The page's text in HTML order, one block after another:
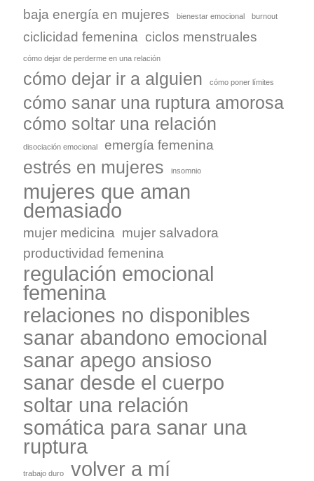
baja energía en mujeres bienestar emocional burnout
ciclicidad femenina ciclos menstruales
cómo dejar de perderme en una relación
cómo dejar ir a alguien cómo poner límites
cómo sanar una ruptura amorosa
cómo soltar una relación
disociación emocional emergía femenina
estrés en mujeres insomnio
mujeres que aman
demasiado
mujer medicina mujer salvadora
productividad femenina
regulación emocional
femenina
relaciones no disponibles
sanar abandono emocional
sanar apego ansioso
sanar desde el cuerpo
soltar una relación
somática para sanar una
ruptura
trabajo duro volver a mí